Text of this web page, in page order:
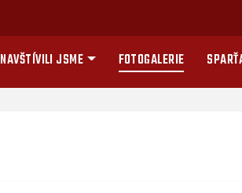
NAVŠTÍVILI JSME FOTOGALERIE